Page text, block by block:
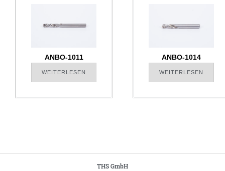
ANBO-1011
WEITERLESEN
ANBO-1014
WEITERLESEN
THS GmbH